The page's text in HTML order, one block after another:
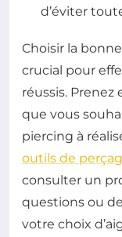
d’éviter
Choisir la
crucial pour
réussis. Prenez
que vous
piercing à
outils de
consulter un
questions ou
votre choix